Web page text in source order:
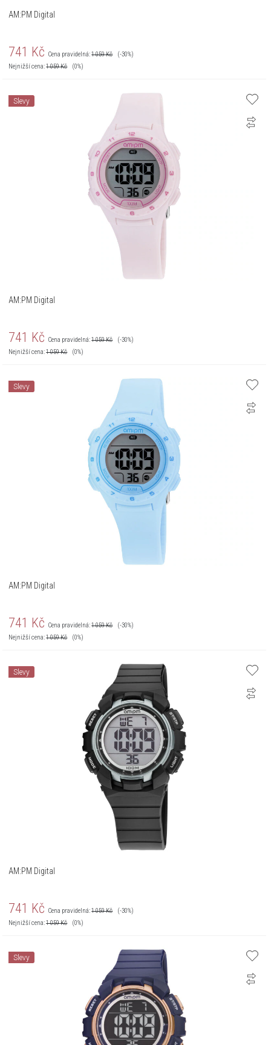
AM:PM Digital
741 Kč Cena pravidelná:1 059Kč
(-30%)
Nejnižší cena:1 059Kč (0%)
Slevy
AM:PM Digital
741 Kč Cena pravidelná:1 059Kč
(-30%)
Nejnižší cena:1 059Kč (0%)
Slevy
AM:PM Digital
741 Kč Cena pravidelná:1 059Kč
(-30%)
Nejnižší cena:1 059Kč (0%)
Slevy
AM:PM Digital
741 Kč Cena pravidelná:1 059Kč
(-30%)
Nejnižší cena:1 059Kč (0%)
Slevy